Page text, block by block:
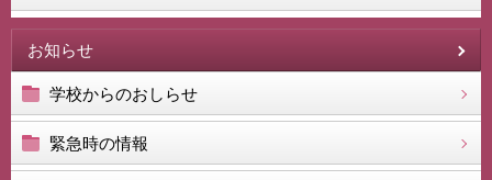
お知らせ
学校からのおしらせ
緊急時の情報